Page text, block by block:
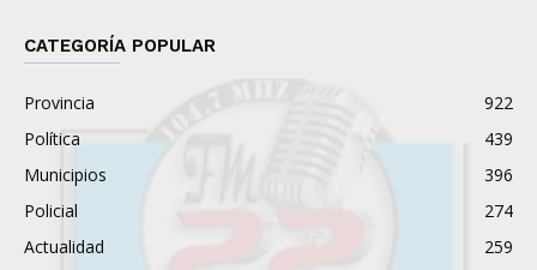
CATEGORÍA POPULAR
Provincia
922
Política
439
Municipios
396
Policial
274
Actualidad
259